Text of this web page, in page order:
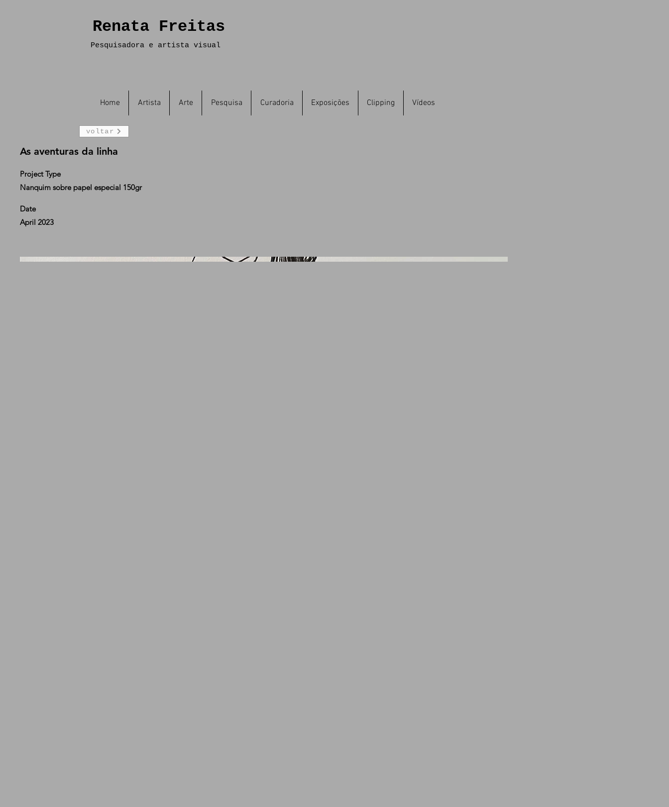
Renata Freitas
Pesquisadora e artista visual
Home Artista Arte Pesquisa Curadoria Exposições Clipping Vídeos
As aventuras da linha
Project Type
Nanquim sobre papel especial 150gr
Date
April 2023
voltar